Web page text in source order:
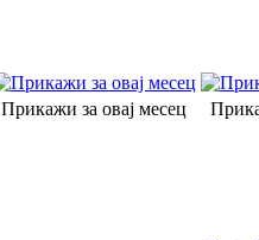
Прикажи за овај месец